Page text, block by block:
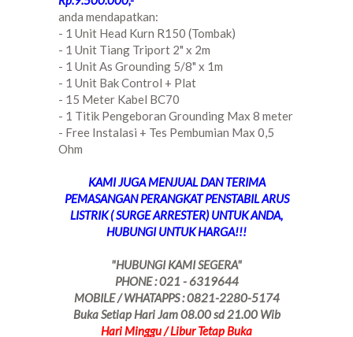
anda mendapatkan:
- 1 Unit Head Kurn R150 (Tombak)
- 1 Unit Tiang Triport 2" x 2m
- 1 Unit As Grounding 5/8" x 1m
- 1 Unit Bak Control + Plat
- 15 Meter Kabel BC70
- 1 Titik Pengeboran Grounding Max 8 meter
- Free Instalasi + Tes Pembumian Max 0,5
Ohm
KAMI JUGA MENJUAL DAN TERIMA
PEMASANGAN PERANGKAT PENSTABIL ARUS
LISTRIK ( SURGE ARRESTER) UNTUK ANDA,
HUBUNGI UNTUK HARGA!!!
"HUBUNGI KAMI SEGERA"
PHONE : 021 - 6319644
MOBILE / WHATAPPS : 0821-2280-5174
Buka Setiap Hari Jam 08.00 sd 21.00 Wib
Hari Minggu / Libur Tetap Buka